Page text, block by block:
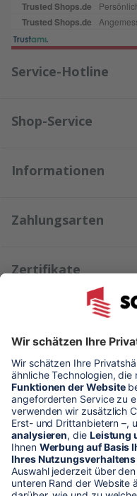
Service-Hotline
Shop-Service
Informationen
Zahlungsarten
Zertifikate
Kundenmeinungen
* Alle Preise verstehen sich